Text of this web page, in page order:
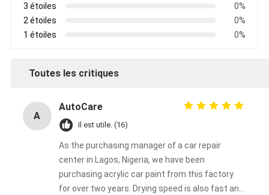
3 étoiles
0%
2 étoiles
0%
1 étoiles
0%
Toutes les critiques
A
AutoCare
Il est utile. (16)
As the purchasing manager of a car repair
center in Lagos, Nigeria, we have been
purchasing acrylic car paint from this factory
for over two years. Drying speed is also fast and